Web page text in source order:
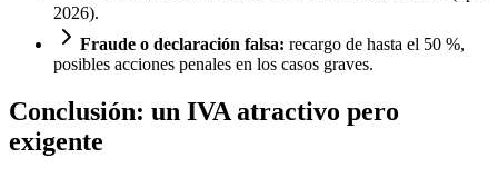
2026).
Fraude o declaración falsa: recargo de hasta el 50 %,
posibles acciones penales en los casos graves.
Conclusión: un IVA atractivo pero
exigente